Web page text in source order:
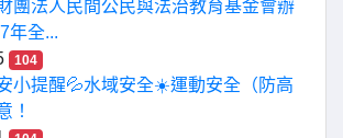
團法人民間公民與法治教育基金會辦
年全...
104
小提醒💦水域安全☀️運動安全（防高
！